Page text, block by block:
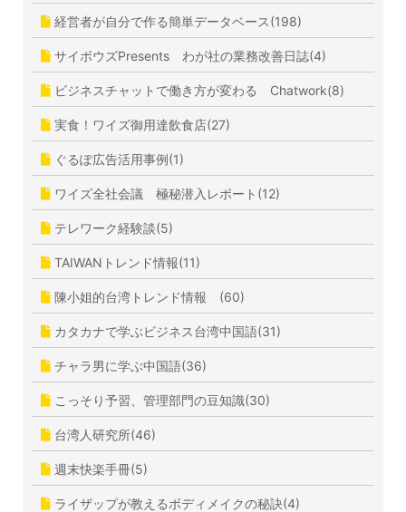
経営者が自分で作る簡単データベース(198)
サイボウズPresents わが社の業務改善日誌(4)
ビジネスチャットで働き方が変わる Chatwork(8)
実食！ワイズ御用達飲食店(27)
ぐるぽ広告活用事例(1)
ワイズ全社会議 極秘潜入レポート(12)
テレワーク経験談(5)
TAIWANトレンド情報(11)
陳小姐的台湾トレンド情報 (60)
カタカナで学ぶビジネス台湾中国語(31)
チャラ男に学ぶ中国語(36)
こっそり予習、管理部門の豆知識(30)
台湾人研究所(46)
週末快楽手冊(5)
ライザップが教えるボディメイクの秘訣(4)